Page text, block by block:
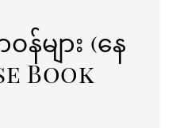
များ (နေ
Book